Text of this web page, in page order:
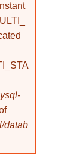
datab